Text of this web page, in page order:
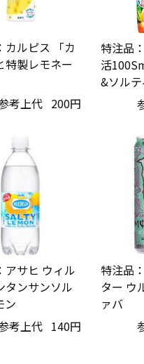
カルピス 「カ
特製レモネー
考上代 200円
特注品
活
&ソルテ
アサヒ ウィル
タンサンソル
ン
考上代 140円
特注品
ター ウ
ァバ